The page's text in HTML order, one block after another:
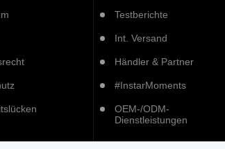
Testberichte
Int. Versand
Händler & Partner
#InstarMoments
OEM-/ODM-
Dienstleistungen